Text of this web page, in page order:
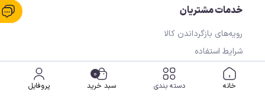
خدمات مشتریان
رویه‌های بازگرداندن کالا
شرایط استفاده
حریم خصوصی
پروفایل
0
سبد خرید دسته بندی خانه